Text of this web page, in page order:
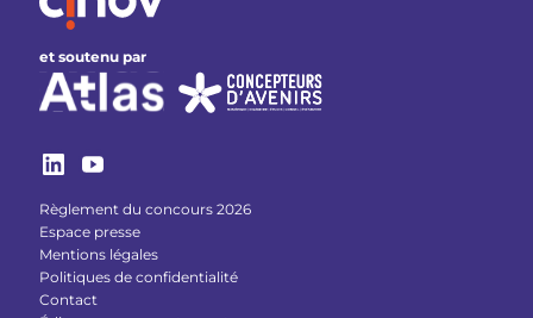
et soutenu par
Règlement du concours 2026
Espace presse
Mentions légales
Politiques de confidentialité
Contact